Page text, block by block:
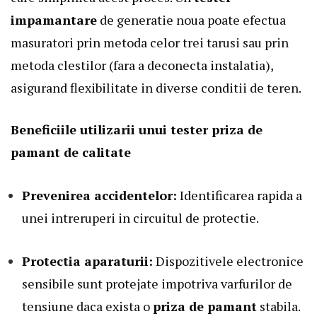
impamantare de generatie noua poate efectua
masuratori prin metoda celor trei tarusi sau prin
metoda clestilor (fara a deconecta instalatia),
asigurand flexibilitate in diverse conditii de teren.
Beneficiile utilizarii unui tester priza de
pamant de calitate
Prevenirea accidentelor: Identificarea rapida a
unei intreruperi in circuitul de protectie.
Protectia aparaturii: Dispozitivele electronice
sensibile sunt protejate impotriva varfurilor de
tensiune daca exista opriza de pamant stabila.